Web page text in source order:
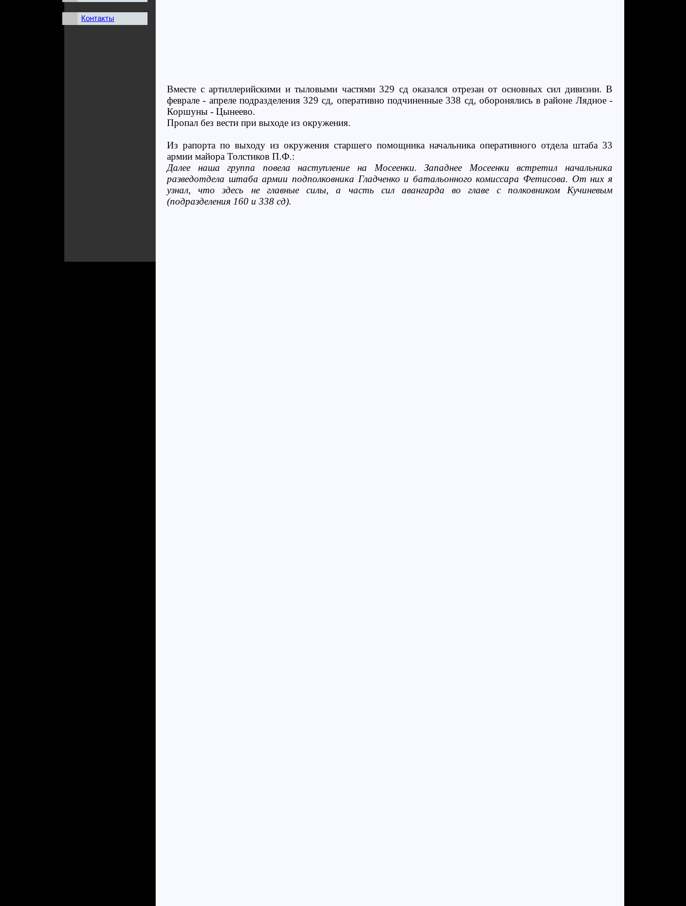
Контакты
Вместе с артиллерийскими и тыловыми частями 329 сд оказался отрезан от основных сил дивизии. В
феврале - апреле подразделения 329 сд, оперативно подчиненные 338 сд, оборонялись в районе Лядное -
Коршуны - Цынеево.
Пропал без вести при выходе из окружения.
Из рапорта по выходу из окружения старшего помощника начальника оперативного отдела штаба 33
армии майора Толстиков П.Ф.:
Далее наша группа повела наступление на Мосеенки. Западнее Мосеенки встретил начальника
разведотдела штаба армии подполковника Гладченко и батальонного комиссара Фетисова. От них я
узнал, что здесь не главные силы, а часть сил авангарда во главе с полковником Кучиневым
(подразделения 160 и 338 сд).